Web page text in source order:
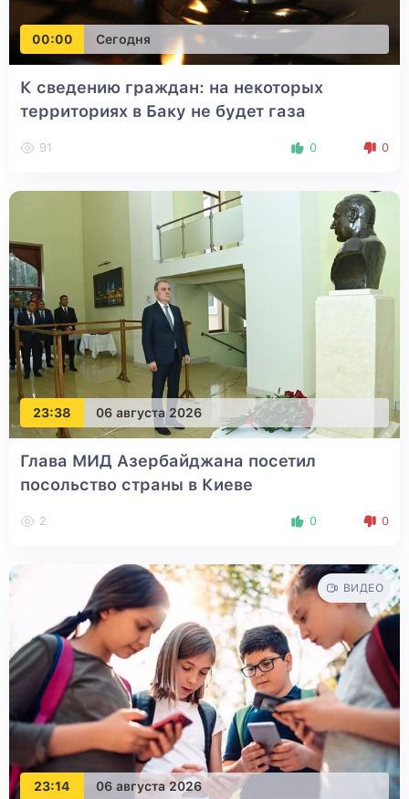
00:00 Сегодня
К сведению граждан: на некоторых
территориях в Баку не будет газа
91 0 0
23:38 06 августа 2026
Глава МИД Азербайджана посетил
посольство страны в Киеве
2 0 0
23:14 06 августа 2026
ВИДЕО